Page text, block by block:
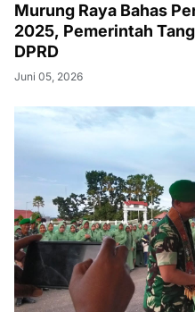
Murung Raya Bahas
2025, Pemerintah
DPRD
Juni 05, 2026